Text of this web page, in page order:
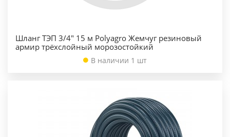
Шланг ТЭП 3/4" 15 м Polyagro Жемчуг резиновый
армир трёхслойный морозостойкий
В наличии 1 шт